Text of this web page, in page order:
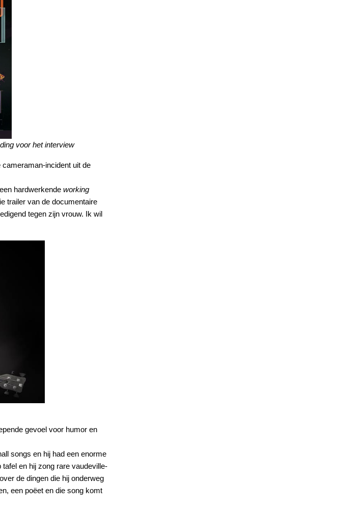
voor het interview
incident uit de
hardwerkende working
trailer van de documentaire
tegen zijn vrouw. Ik wil
gevoel voor humor en
songs en hij had een enorme
en hij zong rare vaudeville-
de dingen die hij onderweg
een poëet en die song komt